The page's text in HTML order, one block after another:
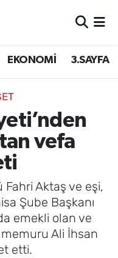
EKONOMİ 3.SAYFA
vefa
Aktaş ve eşi,
Şube Başkanı
emekli olan ve
Ali İhsan
etti.
Fikstür